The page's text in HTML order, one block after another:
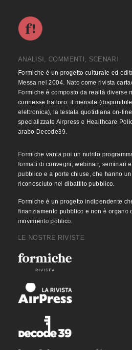
ANALISI, COMMENTI, SCENARI
Formiche è un progetto culturale ed
Messa nel 2004. Nato come rivista
Formiche è composto da realtà diverse
connesse fra loro: il mensile
elettronica), la testata quotidiana on-
specializzate Airpress e Healthcare
arabo Decode39.
Formiche vanta poi un nutrito
formati di convegni, webinair, seminari
pubblico e a porte chiuse, che hanno
riconosciuto nel dibattito pubblico.
Formiche è un progetto indipendente
finanziamento pubblico e non è organo
movimento politico.
LE NOSTRE RIVISTE